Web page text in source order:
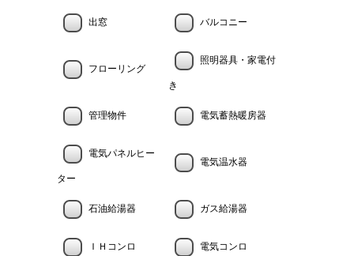
出窓 バルコニー
フローリング
照明器具・家電付
き
管理物件 電気蓄熱暖房器
電気パネルヒー
ター
電気温水器
石油給湯器 ガス給湯器
ＩＨコンロ 電気コンロ